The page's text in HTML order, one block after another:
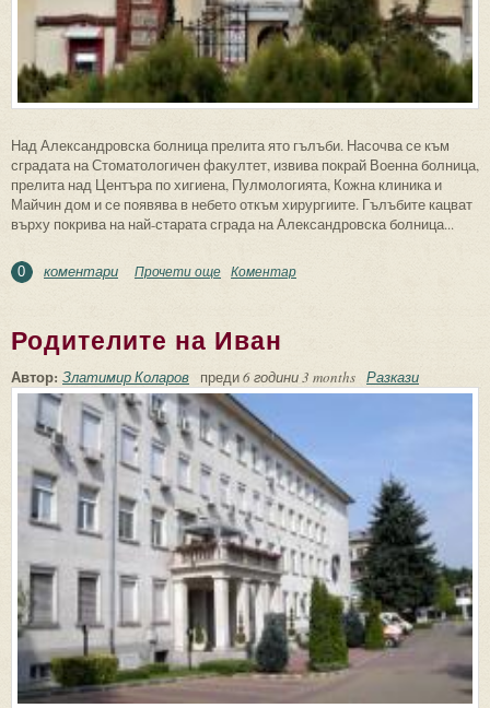
Над Александровска болница прелита ято гълъби. Насочва се към
сградата на Стоматологичен факултет, извива покрай Военна болница,
прелита над Центъра по хигиена, Пулмологията, Кожна клиника и
Майчин дом и се появява в небето откъм хирургиите. Гълъбите кацват
върху покрива на най-старата сграда на Александровска болница...
0 коментари Прочети още about Гълъбите на Александровска
Коментар
Родителите на Иван
Автор: Златимир Коларов преди6 години 3 months Разкази